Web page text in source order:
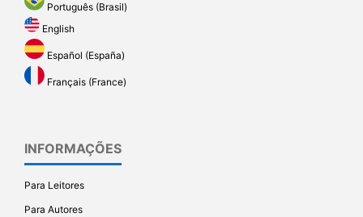
Português (Brasil)
English
Español (España)
Français (France)
INFORMAÇÕES
Para Leitores
Para Autores